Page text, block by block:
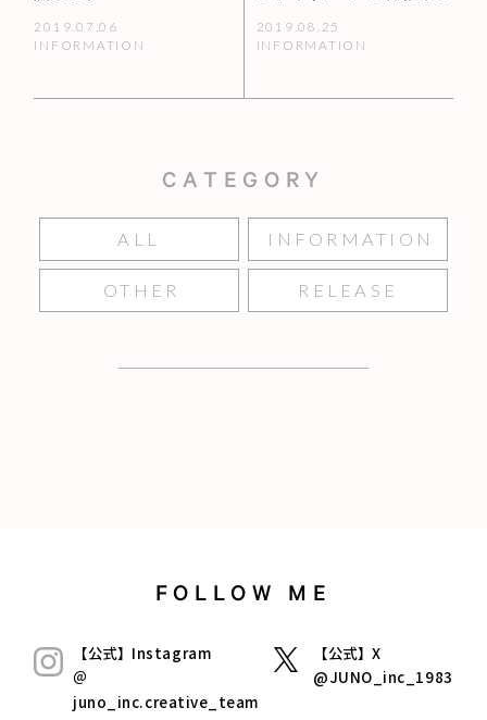
2019.07.06
INFORMATION
2019.08.25
INFORMATION
CATEGORY
ALL INFORMATION
OTHER RELEASE
FOLLOW ME
【公式】Instagram
＠
juno_inc.creative_team
【公式】X
@JUNO_inc_1983